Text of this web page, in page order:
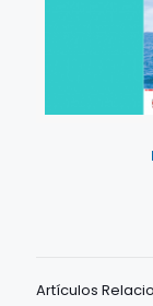
Artículos